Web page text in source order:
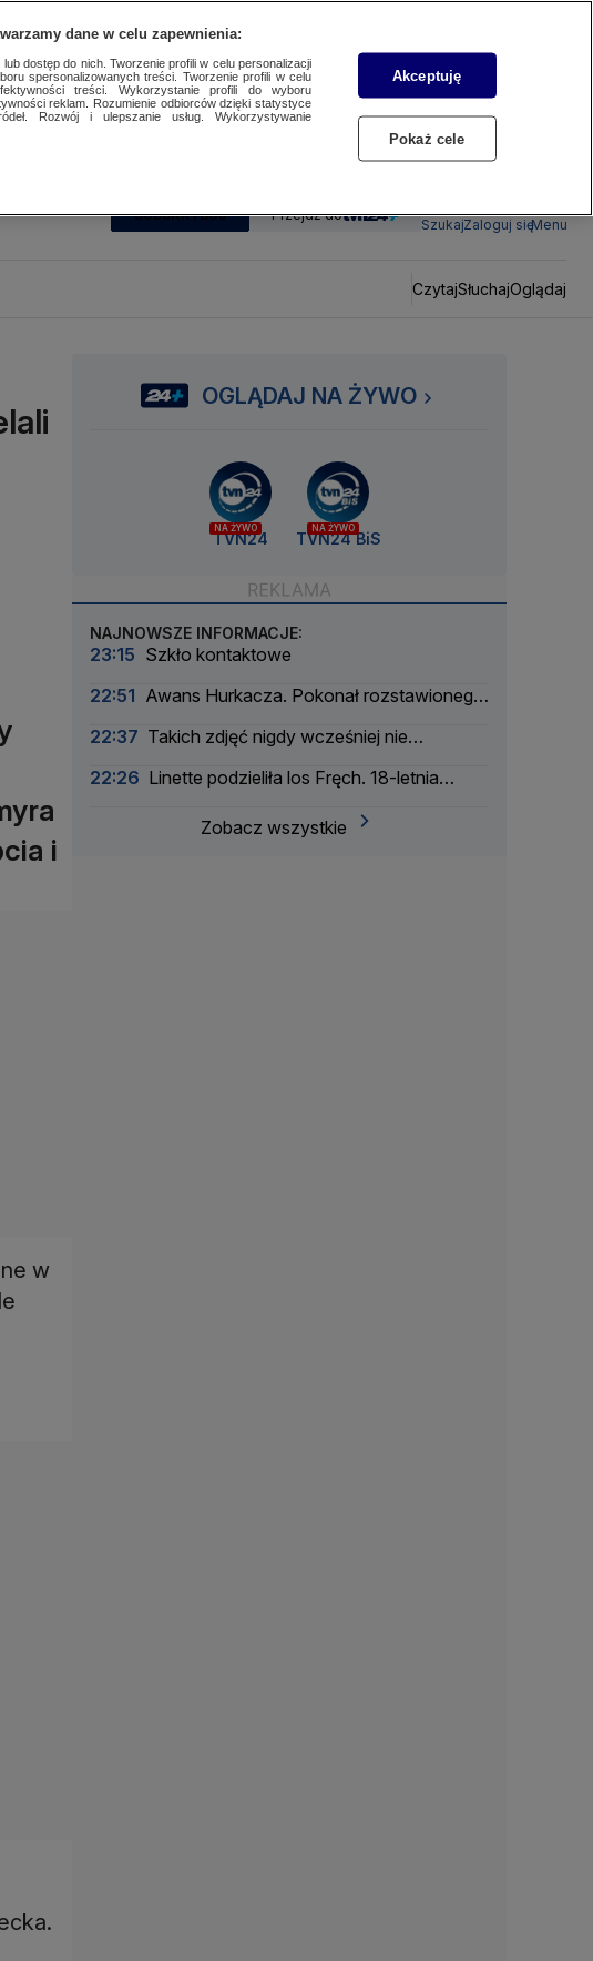
SUBSKRYBUJ Przejdź do
SzukajZaloguj sięMenu
CzytajSłuchajOglądaj
i
w
OGLĄDAJ NA ŻYWO
NA ŻYWO
TVN24
NA ŻYWO
TVN24 BiS
NAJNOWSZE INFORMACJE:
23:15 Szkło kontaktowe
22:51 Awans Hurkacza. Pokonał rozstawionego
22:37 Takich zdjęć nigdy wcześniej nie
22:26 Linette podzieliła los Fręch. 18-letnia
Zobacz wszystkie
dane w celu zapewnienia:
dostęp do nich. Tworzenie profili w celu personalizacji
spersonalizowanych treści. Tworzenie profili w celu
treści. Wykorzystanie profili do wyboru
reklam. Rozumienie odbiorców dzięki statystyce
Rozwój i ulepszanie usług. Wykorzystywanie
Akceptuję
Pokaż cele